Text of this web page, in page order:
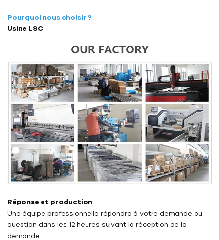
Pourquoi nous choisir ?
Usine LSC
Réponse et production
Une équipe professionnelle répondra à votre demande ou
question dans les 12 heures suivant la réception de la
demande.